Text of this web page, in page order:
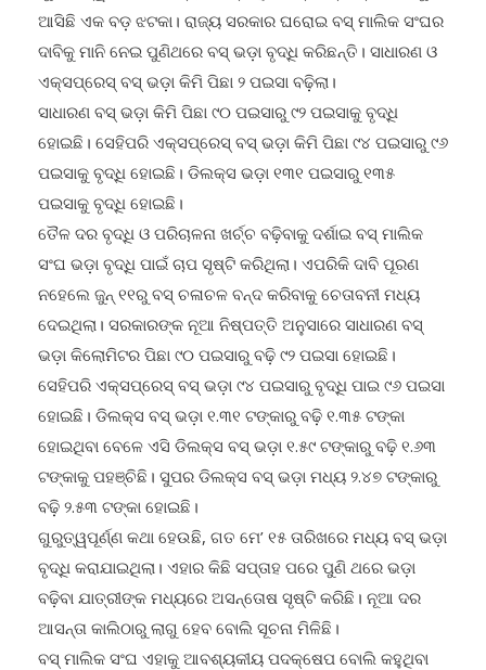
ଆସିଛି ଏକ ବଡ଼ ଝଟକା। ରାଜ୍ୟ ସରକାର ଘରୋଇ ବସ୍ ମାଲିକ ସଂଘର
ଦାବିକୁ ମାନି ନେଇ ପୁଣିଥରେ ବସ୍ ଭଡ଼ା ବୃଦ୍ଧି କରିଛନ୍ତି। ସାଧାରଣ ଓ
ଏକ୍ସପ୍ରେସ୍ ବସ୍ ଭଡ଼ା କିମି ପିଛା ୨ ପଇସା ବଢ଼ିଲା।
ସାଧାରଣ ବସ୍ ଭଡ଼ା କିମି ପିଛା ୯୦ ପଇସାରୁ ୯୨ ପଇସାକୁ ବୃଦ୍ଧି
ହୋଇଛି। ସେହିପରି ଏକ୍ସପ୍ରେସ୍ ବସ୍ ଭଡ଼ା କିମି ପିଛା ୯୪ ପଇସାରୁ ୯୬
ପଇସାକୁ ବୃଦ୍ଧି ହୋଇଛି। ଡିଲକ୍ସ ଭଡ଼ା ୧୩୧ ପଇସାରୁ ୧୩୫
ପଇସାକୁ ବୃଦ୍ଧି ହୋଇଛି।
ତୈଳ ଦର ବୃଦ୍ଧି ଓ ପରିଚାଳନା ଖର୍ଚ୍ଚ ବଢ଼ିବାକୁ ଦର୍ଶାଇ ବସ୍ ମାଲିକ
ସଂଘ ଭଡ଼ା ବୃଦ୍ଧି ପାଇଁ ଚାପ ସୃଷ୍ଟି କରିଥିଲା। ଏପରିକି ଦାବି ପୂରଣ
ନହେଲେ ଜୁନ୍ ୧୧ରୁ ବସ୍ ଚଳାଚଳ ବନ୍ଦ କରିବାକୁ ଚେତାବନୀ ମଧ୍ୟ
ଦେଇଥିଲା। ସରକାରଙ୍କ ନୂଆ ନିଷ୍ପତ୍ତି ଅନୁସାରେ ସାଧାରଣ ବସ୍
ଭଡ଼ା କିଲୋମିଟର ପିଛା ୯୦ ପଇସାରୁ ବଢ଼ି ୯୨ ପଇସା ହୋଇଛି।
ସେହିପରି ଏକ୍ସପ୍ରେସ୍ ବସ୍ ଭଡ଼ା ୯୪ ପଇସାରୁ ବୃଦ୍ଧି ପାଇ ୯୬ ପଇସା
ହୋଇଛି। ଡିଲକ୍ସ ବସ୍ ଭଡ଼ା ୧.୩୧ ଟଙ୍କାରୁ ବଢ଼ି ୧.୩୫ ଟଙ୍କା
ହୋଇଥିବା ବେଳେ ଏସି ଡିଲକ୍ସ ବସ୍ ଭଡ଼ା ୧.୫୯ ଟଙ୍କାରୁ ବଢ଼ି ୧.୬୩
ଟଙ୍କାକୁ ପହଞ୍ଚିଛି। ସୁପର ଡିଲକ୍ସ ବସ୍ ଭଡ଼ା ମଧ୍ୟ ୨.୪୭ ଟଙ୍କାରୁ
ବଢ଼ି ୨.୫୩ ଟଙ୍କା ହୋଇଛି।
ଗୁରୁତ୍ୱପୂର୍ଣ୍ଣ କଥା ହେଉଛି, ଗତ ମେ’ ୧୫ ତାରିଖରେ ମଧ୍ୟ ବସ୍ ଭଡ଼ା
ବୃଦ୍ଧି କରାଯାଇଥିଲା। ଏହାର କିଛି ସପ୍ତାହ ପରେ ପୁଣି ଥରେ ଭଡ଼ା
ବଢ଼ିବା ଯାତ୍ରୀଙ୍କ ମଧ୍ୟରେ ଅସନ୍ତୋଷ ସୃଷ୍ଟି କରିଛି। ନୂଆ ଦର
ଆସନ୍ତା କାଲିଠାରୁ ଲାଗୁ ହେବ ବୋଲି ସୂଚନା ମିଳିଛି।
ବସ୍ ମାଲିକ ସଂଘ ଏହାକୁ ଆବଶ୍ୟକୀୟ ପଦକ୍ଷେପ ବୋଲି କହୁଥିବା